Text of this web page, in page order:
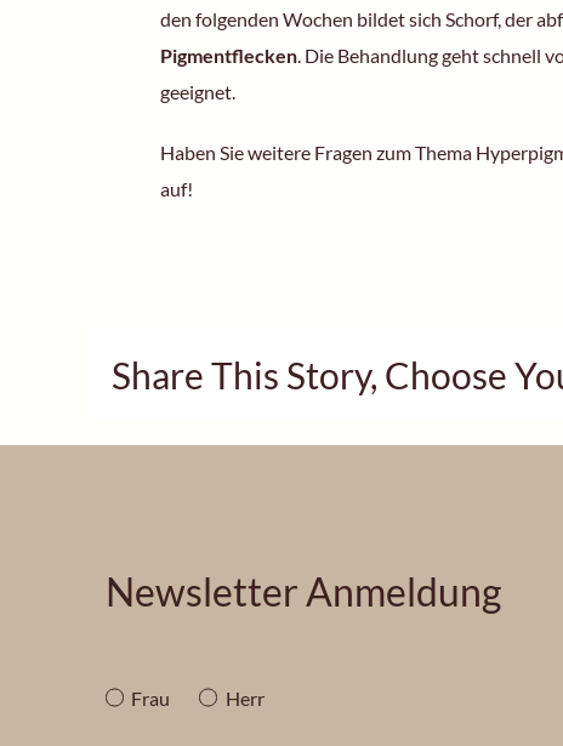
den folgenden Wochen bildet sich Schorf, der
Pigmentflecken. Die Behandlung geht schnell
geeignet.
Haben Sie weitere Fragen zum Thema
auf!
Share This Story, Choose
Newsletter Anmeldung
Frau Herr